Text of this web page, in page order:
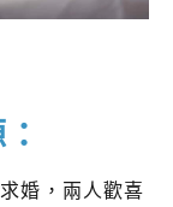
婚，兩人歡喜